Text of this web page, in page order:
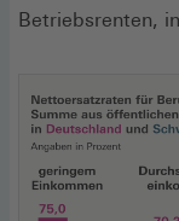
Betriebsrenten,